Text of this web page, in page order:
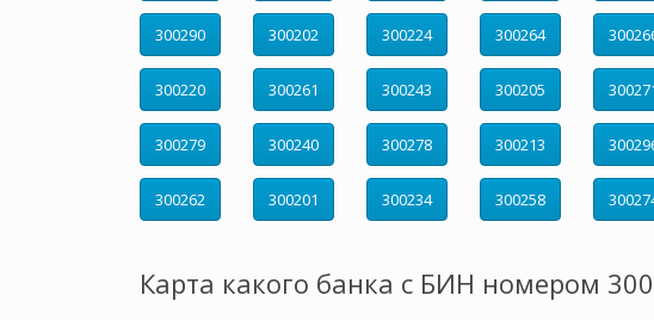
300290 300202 300224 300264
300220 300261 300243 300205
300279 300240 300278 300213
300262 300201 300234 300258
Карта какого банка с БИН номером